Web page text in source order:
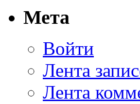
Мета
Войти
Лента
Лента